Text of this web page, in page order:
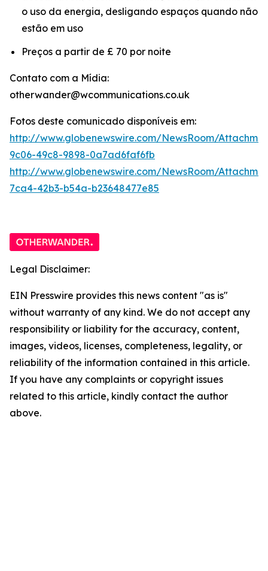
o uso da energia, desligando espaços quando não
estão em uso
Preços a partir de £ 70 por noite
Contato com a Mídia:
otherwander@wcommunications.co.uk
Fotos deste comunicado disponíveis em:
http://www.globenewswire.com/NewsRoom/
9c06-49c8-9898-0a7ad6faf6fb
http://www.globenewswire.com/NewsRoom/
7ca4-42b3-b54a-b23648477e85
Legal Disclaimer:
EIN Presswire provides this news content "as is"
without warranty of any kind. We do not accept any
responsibility or liability for the accuracy, content,
images, videos, licenses, completeness, legality, or
reliability of the information contained in this article.
If you have any complaints or copyright issues
related to this article, kindly contact the author
above.